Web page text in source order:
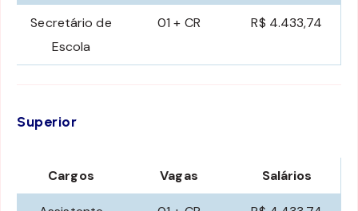
Secretário de
Escola
01 + CR R$ 4.433,74
Superior
Cargos Vagas Salários